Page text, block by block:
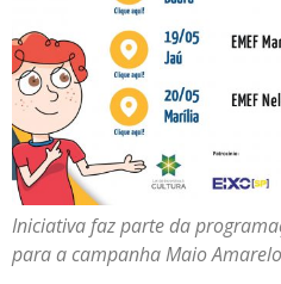
Iniciativa faz parte da
para a campanha Maio Amarelo